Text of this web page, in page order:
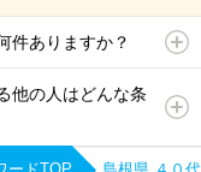
件ありますか？
他の人はどんな条